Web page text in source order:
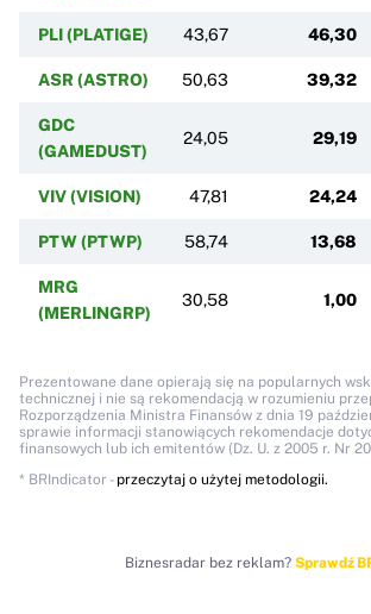
PLI (PLATIGE) 43,67 46,30
ASR (ASTRO) 50,63 39,32
GDC
(GAMEDUST)
24,05 29,19
VIV (VISION) 47,81 24,24
PTW (PTWP) 58,74 13,68
MRG
(MERLINGRP)
30,58 1,00
Prezentowane dane opierają się na popularnych
technicznej i nie są rekomendacją w rozumieniu
Rozporządzenia Ministra Finansów z dnia 19
sprawie informacji stanowiących rekomendacje
finansowych lub ich emitentów (Dz. U. z 2005 r. Nr
* BRIndicator - przeczytaj o użytej metodologii.
Biznesradar bez reklam? Sprawdź